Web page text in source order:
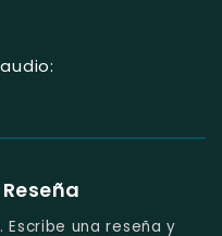
una reseña y